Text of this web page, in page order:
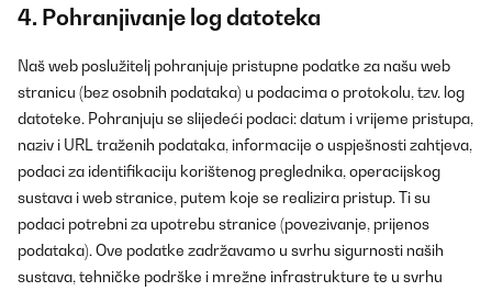
4. Pohranjivanje log datoteka
Naš web poslužitelj pohranjuje pristupne podatke za našu web
stranicu (bez osobnih podataka) u podacima o protokolu, tzv. log
datoteke. Pohranjuju se slijedeći podaci: datum i vrijeme pristupa,
naziv i URL traženih podataka, informacije o uspješnosti zahtjeva,
podaci za identifikaciju korištenog preglednika, operacijskog
sustava i web stranice, putem koje se realizira pristup. Ti su
podaci potrebni za upotrebu stranice (povezivanje, prijenos
podataka). Ove podatke zadržavamo u svrhu sigurnosti naših
sustava, tehničke podrške i mrežne infrastrukture te u svrhu